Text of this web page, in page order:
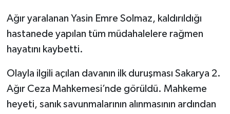
Ağır yaralanan Yasin Emre Solmaz, kaldırıldığı
hastanede yapılan tüm müdahalelere rağmen
hayatını kaybetti.
Olayla ilgili açılan davanın ilk duruşması Sakarya 2.
Ağır Ceza Mahkemesi’nde görüldü. Mahkeme
heyeti, sanık savunmalarının alınmasının ardından